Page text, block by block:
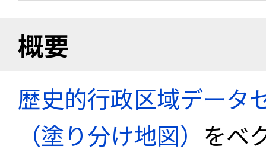
概要
歴史的行政区域データ
（塗り分け地図） をベ